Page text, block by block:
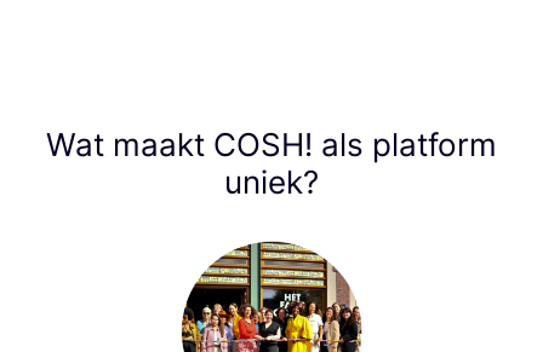
Wat maakt COSH! als platform
uniek?